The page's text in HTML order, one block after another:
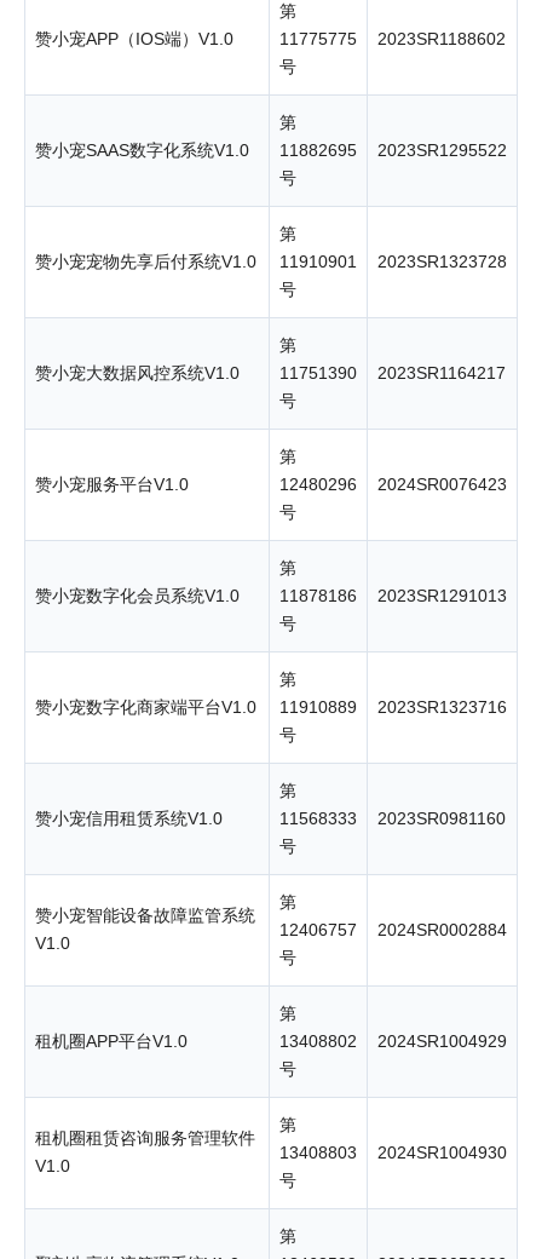
赞小宠APP（IOS端）V1.0
第
11775775
号
2023SR1188602
赞小宠SAAS数字化系统V1.0
第
11882695
号
2023SR1295522
赞小宠宠物先享后付系统V1.0
第
11910901
号
2023SR1323728
赞小宠大数据风控系统V1.0
第
11751390
号
2023SR1164217
赞小宠服务平台V1.0
第
12480296
号
2024SR0076423
赞小宠数字化会员系统V1.0
第
11878186
号
2023SR1291013
赞小宠数字化商家端平台V1.0
第
11910889
号
2023SR1323716
赞小宠信用租赁系统V1.0
第
11568333
号
2023SR0981160
赞小宠智能设备故障监管系统
V1.0
第
12406757
号
2024SR0002884
租机圈APP平台V1.0
第
13408802
号
2024SR1004929
租机圈租赁咨询服务管理软件
V1.0
第
13408803
号
2024SR1004930
第